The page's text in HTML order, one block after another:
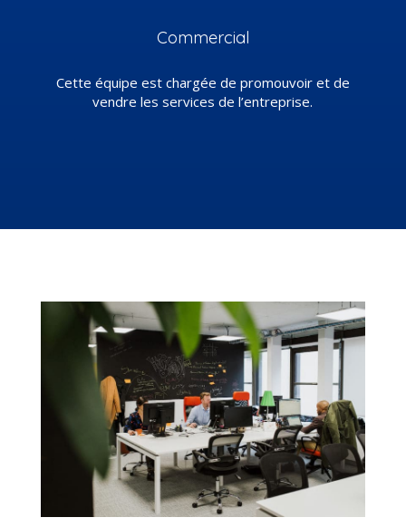
Commercial
Cette équipe est chargée de promouvoir et de
vendre les services de l’entreprise.